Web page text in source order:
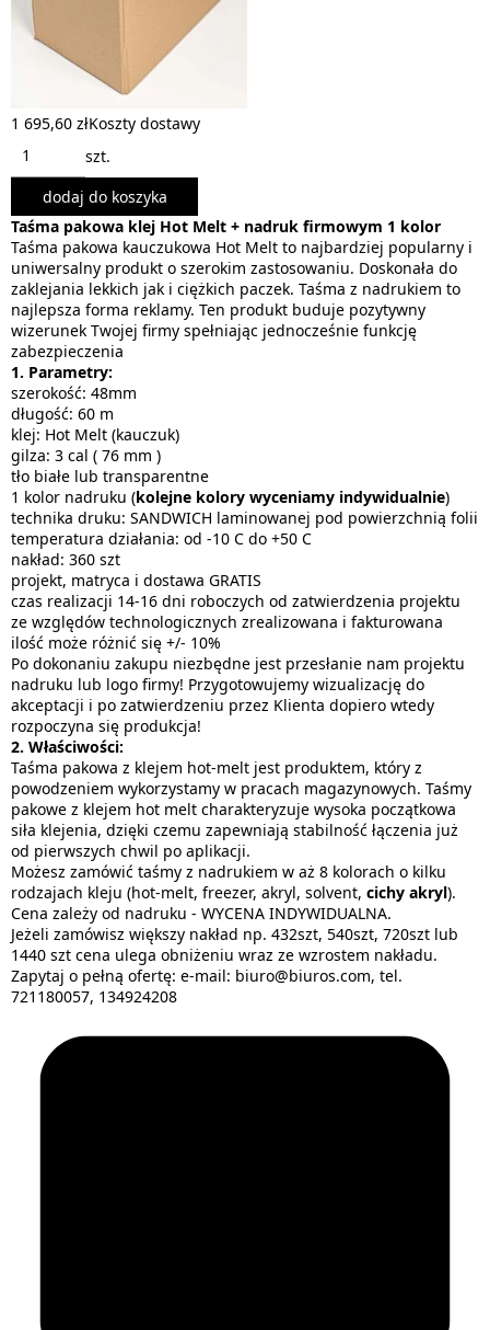
1 695,60 złKoszty dostawy
szt.
dodaj do koszyka
Taśma pakowa klej Hot Melt + nadruk firmowym 1 kolor
Taśma pakowa kauczukowa Hot Melt to najbardziej popularny i
uniwersalny produkt o szerokim zastosowaniu. Doskonała do
zaklejania lekkich jak i ciężkich paczek. Taśma z nadrukiem to
najlepsza forma reklamy. Ten produkt buduje pozytywny
wizerunek Twojej firmy spełniając jednocześnie funkcję
zabezpieczenia
1. Parametry:
szerokość: 48mm
długość: 60 m
klej: Hot Melt (kauczuk)
gilza: 3 cal ( 76 mm )
tło białe lub transparentne
1 kolor nadruku (kolejne kolory wyceniamy indywidualnie)
technika druku: SANDWICH laminowanej pod powierzchnią folii
temperatura działania: od -10 C do +50 C
nakład: 360 szt
projekt, matryca i dostawa GRATIS
czas realizacji 14-16 dni roboczych od zatwierdzenia projektu
ze względów technologicznych zrealizowana i fakturowana
ilość może różnić się +/- 10%
Po dokonaniu zakupu niezbędne jest przesłanie nam projektu
nadruku lub logo firmy! Przygotowujemy wizualizację do
akceptacji i po zatwierdzeniu przez Klienta dopiero wtedy
rozpoczyna się produkcja!
2. Właściwości:
Taśma pakowa z klejem hot-melt jest produktem, który z
powodzeniem wykorzystamy w pracach magazynowych. Taśmy
pakowe z klejem hot melt charakteryzuje wysoka początkowa
siła klejenia, dzięki czemu zapewniają stabilność łączenia już
od pierwszych chwil po aplikacji.
Możesz zamówić taśmy z nadrukiem w aż 8 kolorach o kilku
rodzajach kleju (hot-melt, freezer, akryl, solvent, cichy akryl).
Cena zależy od nadruku - WYCENA INDYWIDUALNA.
Jeżeli zamówisz większy nakład np. 432szt, 540szt, 720szt lub
1440 szt cena ulega obniżeniu wraz ze wzrostem nakładu.
Zapytaj o pełną ofertę: e-mail: biuro@biuros.com, tel.
721180057, 134924208